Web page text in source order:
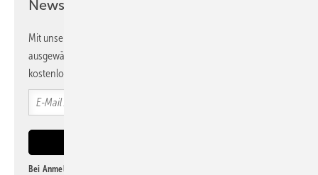
Newsletter!
Mit unserem Newsletter erhalten Sie regelmäßig von uns
ausgewählte Informationen und Neuigkeiten, gebündelt und
kostenlos direkt ins Postfach.
Bei Anmeldung zu diesem Newsletter bin ich damit einverstanden, über